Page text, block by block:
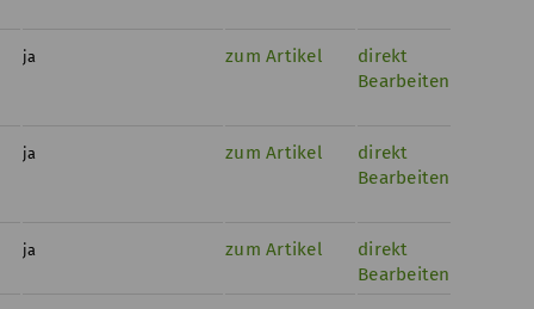
ja zum Artikel
direkt
Bearbeiten
ja zum Artikel
direkt
Bearbeiten
ja zum Artikel
direkt
Bearbeiten